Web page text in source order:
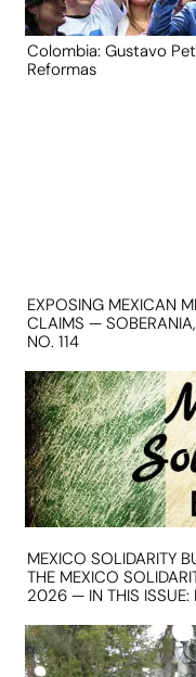
Colombia: Gustavo
Reformas
EXPOSING MEXICAN
CLAIMS —
NO. 114
MEXICO SOLIDARITY
THE MEXICO
2026 — IN THIS ISSUE: